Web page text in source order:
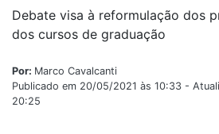
Debate visa à reformulação dos
dos cursos de graduação
Por: Marco Cavalcanti
Publicado em 20/05/2021 às 10:33 -
20:25